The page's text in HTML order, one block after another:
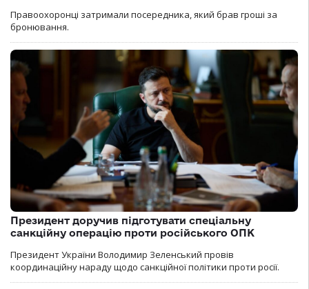
Правоохоронці затримали посередника, який брав гроші за
бронювання.
Президент доручив підготувати спеціальну
санкційну операцію проти російського ОПК
Президент України Володимир Зеленський провів
координаційну нараду щодо санкційної політики проти росії.